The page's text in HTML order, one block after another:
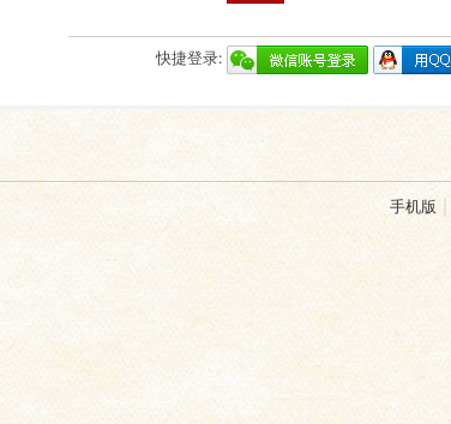
快捷登录:
手机版